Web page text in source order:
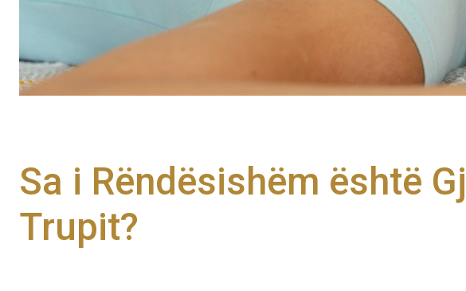
Sa i Rëndësishëm është
Trupit?